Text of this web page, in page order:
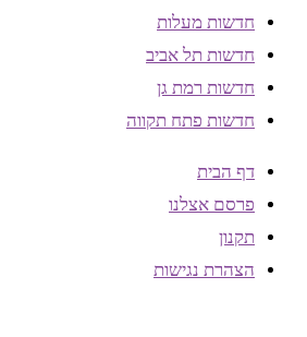
חדשות מעלות
חדשות תל אביב
חדשות רמת גן
חדשות פתח תקווה
דף הבית
פרסם אצלנו
תקנון
הצהרת נגישות